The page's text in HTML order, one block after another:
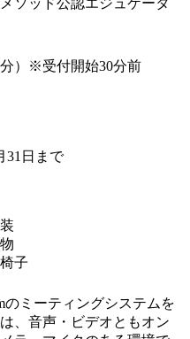
ソッド公認エジュケータ
分）※受付開始30分前
31日まで
子
のミーティングシステムを
、音声・ビデオともオン